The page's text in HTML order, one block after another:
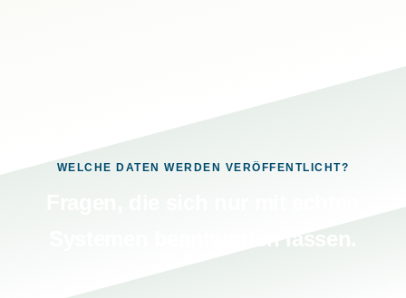
WELCHE DATEN WERDEN VERÖFFENTLICHT?